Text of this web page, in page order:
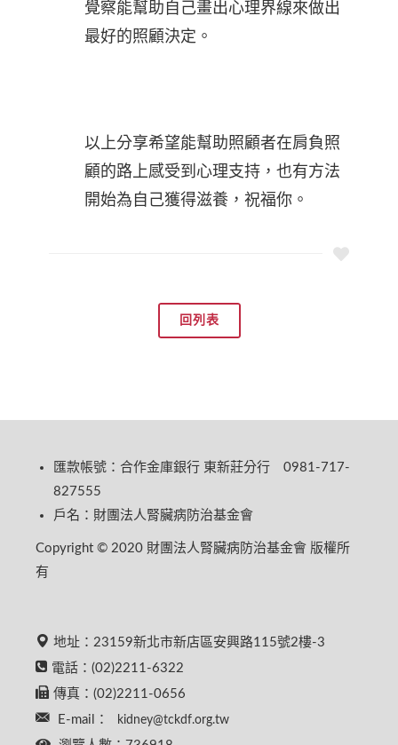
覺察能幫助自己畫出心理界線來做出
最好的照顧決定。
以上分享希望能幫助照顧者在肩負照
顧的路上感受到心理支持，也有方法
開始為自己獲得滋養，祝福你。
回列表
匯款帳號：合作金庫銀行 東新莊分行 0981-717-
827555
戶名：財團法人腎臟病防治基金會
Copyright © 2020 財團法人腎臟病防治基金會 版權所
有
地址：23159新北市新店區安興路115號2樓-3
電話：(02)2211-6322
傳真：(02)2211-0656
E-mail：
kidney@tckdf.org.tw